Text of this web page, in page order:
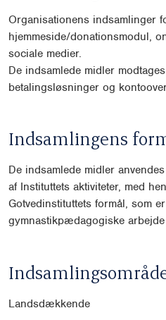
Organisationens indsamlinger
hjemmeside/donationsmodul,
sociale medier.
De indsamlede midler
betalingsløsninger og
Indsamlingens
De indsamlede midler
af Instituttets aktiviteter, med
Gotvedinstituttets formål, som
gymnastikpædagogiske
Landsdækkende